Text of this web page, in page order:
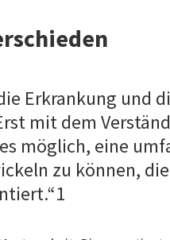
Erkrankung und
mit dem
möglich, eine
zu können,